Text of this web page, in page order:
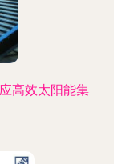
高效太阳能集